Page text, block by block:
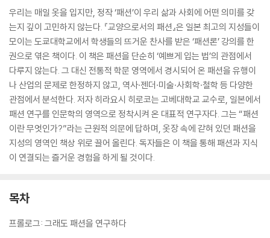
우리는 매일 옷을 입지만, 정작 ‘패션’이 우리 삶과 사회에 어떤 의미를 갖
는지 깊이 고민하지 않는다. 『교양으로서의 패션』은 일본 최고의 지성들이
모이는 도쿄대학교에서 학생들의 뜨거운 찬사를 받은 ‘패션론’ 강의를 한
권으로 엮은 책이다. 이 책은 패션을 단순히 ‘예쁘게 입는 법’의 관점에서
다루지 않는다. 그 대신 전통적 학문 영역에서 경시되어 온 패션을 유행이
나 산업의 문제로 한정하지 않고, 역사·젠더·미술·사회학·철학 등 다양한
관점에서 분석한다. 저자 히라요시 히로코는 고베대학교 교수로, 일본에서
패션 연구를 인문학의 영역으로 정착시켜 온 대표적 연구자다. 그는 “패션
이란 무엇인가?”라는 근원적 의문에 답하며, 옷장 속에 갇혀 있던 패션을
지성의 영역인 책상 위로 끌어 올린다. 독자들은 이 책을 통해 패션과 지식
이 연결되는 즐거운 경험을 하게 될 것이다.
목차
프롤로그: 그래도 패션을 연구하다